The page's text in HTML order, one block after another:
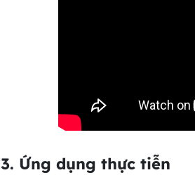
3. Ứng dụng thực tiễn